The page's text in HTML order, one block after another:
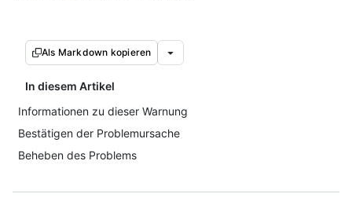
Als Markdown kopieren
In diesem Artikel
Informationen zu dieser Warnung
Bestätigen der Problemursache
Beheben des Problems